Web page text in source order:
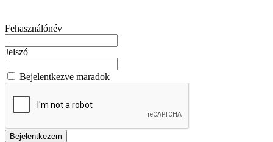
Fehasználónév
Jelszó
Bejelentkezve maradok